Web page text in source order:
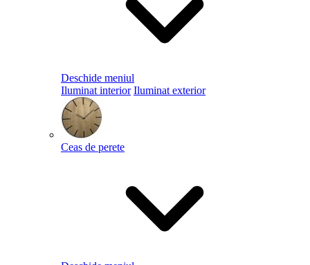
Deschide meniul
Iluminat interior Iluminat exterior
Ceas de perete